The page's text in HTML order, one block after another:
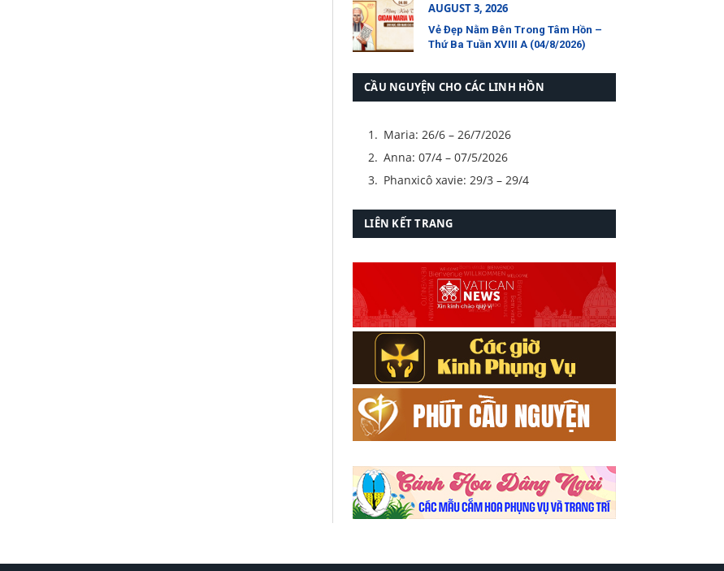
AUGUST 3, 2026
Vẻ Đẹp Nằm Bên Trong Tâm Hồn –
Thứ Ba Tuần XVIII A (04/8/2026)
CẦU NGUYỆN CHO CÁC LINH HỒN
Maria: 26/6 – 26/7/2026
Anna: 07/4 – 07/5/2026
Phanxicô xavie: 29/3 – 29/4
LIÊN KẾT TRANG